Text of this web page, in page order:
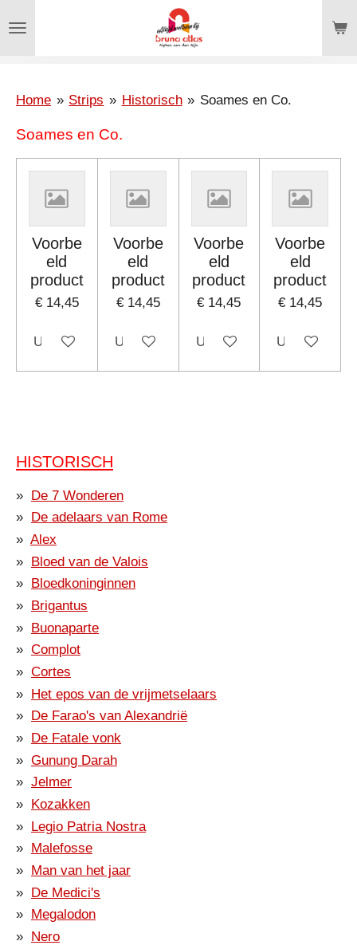
direct
hoofdinhoud
Home » Strips » Historisch » Soames en Co.
Soames en Co.
Voorbe
eld
product
€ 14,45
Uitgeschakeld
Voorbe
eld
product
€ 14,45
Uitgeschakeld
Voorbe
eld
product
€ 14,45
Uitgeschakeld
Voorbe
eld
product
€ 14,45
HISTORISCH
De 7 Wonderen
De adelaars van Rome
Alex
Bloed van de Valois
Bloedkoninginnen
Brigantus
Buonaparte
Complot
Cortes
Het epos van de vrijmetselaars
De Farao's van Alexandrië
De Fatale vonk
Gunung Darah
Jelmer
Kozakken
Legio Patria Nostra
Malefosse
Man van het jaar
De Medici's
Megalodon
Nero